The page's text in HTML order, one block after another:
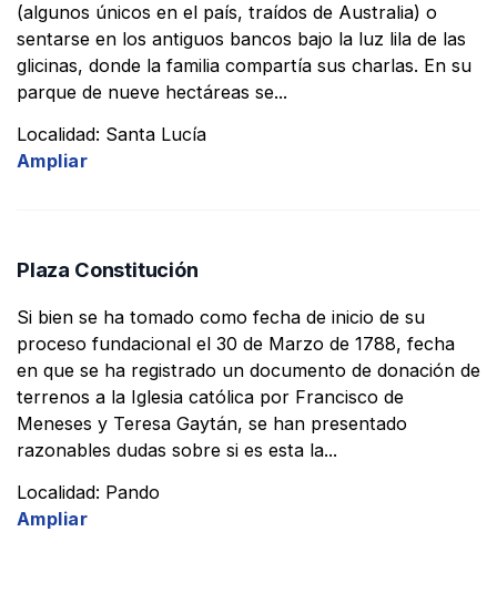
(algunos únicos en el país, traídos de Australia) o
sentarse en los antiguos bancos bajo la luz lila de las
glicinas, donde la familia compartía sus charlas. En su
parque de nueve hectáreas se...
Localidad: Santa Lucía
Ampliar
Plaza Constitución
Si bien se ha tomado como fecha de inicio de su
proceso fundacional el 30 de Marzo de 1788, fecha
en que se ha registrado un documento de donación de
terrenos a la Iglesia católica por Francisco de
Meneses y Teresa Gaytán, se han presentado
razonables dudas sobre si es esta la...
Localidad: Pando
Ampliar